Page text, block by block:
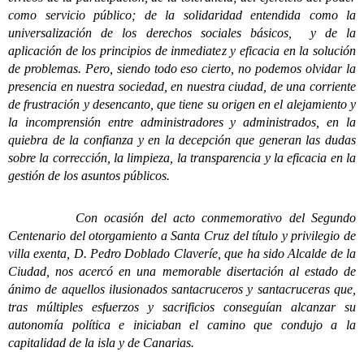
como servicio público; de la solidaridad entendida como la
universalización de los derechos sociales básicos, y de la
aplicación de los principios de inmediatez y eficacia en la solución
de problemas. Pero, siendo todo eso cierto, no podemos olvidar la
presencia en nuestra sociedad, en nuestra ciudad, de una corriente
de frustración y desencanto, que tiene su origen en el alejamiento y
la incomprensión entre administradores y administrados, en la
quiebra de la confianza y en la decepción que generan las dudas
sobre la corrección, la limpieza, la transparencia y la eficacia en la
gestión de los asuntos públicos.
Con ocasión del acto conmemorativo del Segundo
Centenario del otorgamiento a Santa Cruz del título y privilegio de
villa exenta, D. Pedro Doblado Claveríe, que ha sido Alcalde de la
Ciudad, nos acercó en una memorable disertación al estado de
ánimo de aquellos ilusionados santacruceros y santacruceras que,
tras múltiples esfuerzos y sacrificios conseguían alcanzar su
autonomía política e iniciaban el camino que condujo a la
capitalidad de la isla y de Canarias.